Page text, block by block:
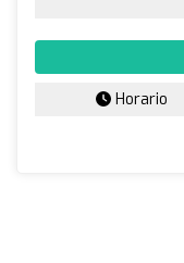
Horario